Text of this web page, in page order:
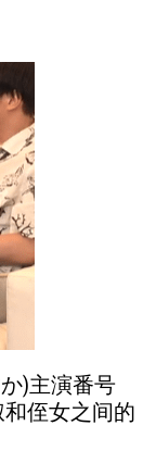
)主演番号
和侄女之间的